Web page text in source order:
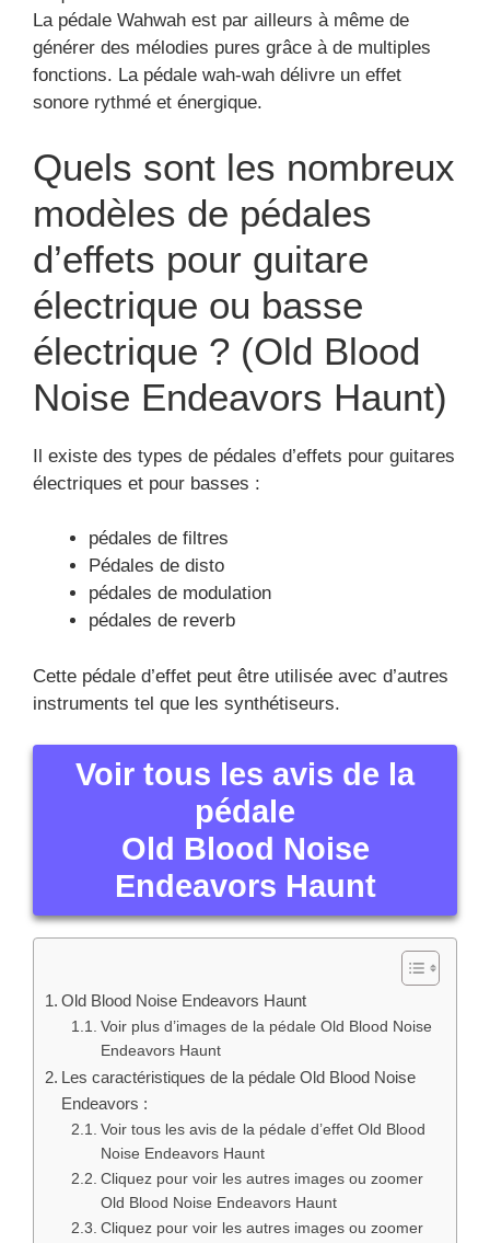
La pédale Wahwah est par ailleurs à même de
générer des mélodies pures grâce à de multiples
fonctions. La pédale wah-wah délivre un effet
sonore rythmé et énergique.
Quels sont les nombreux
modèles de pédales
d’effets pour guitare
électrique ou basse
électrique ? (Old Blood
Noise Endeavors Haunt)
Il existe des types de pédales d’effets pour guitares
électriques et pour basses :
pédales de filtres
Pédales de disto
pédales de modulation
pédales de reverb
Cette pédale d’effet peut être utilisée avec d’autres
instruments tel que les synthétiseurs.
Voir tous les avis de la
pédale
Old Blood Noise
Endeavors Haunt
Old Blood Noise Endeavors Haunt
Voir plus d’images de la pédale Old Blood Noise
Endeavors Haunt
Les caractéristiques de la pédale Old Blood Noise
Endeavors :
Voir tous les avis de la pédale d’effet Old Blood
Noise Endeavors Haunt
Cliquez pour voir les autres images ou zoomer
Old Blood Noise Endeavors Haunt
Cliquez pour voir les autres images ou zoomer